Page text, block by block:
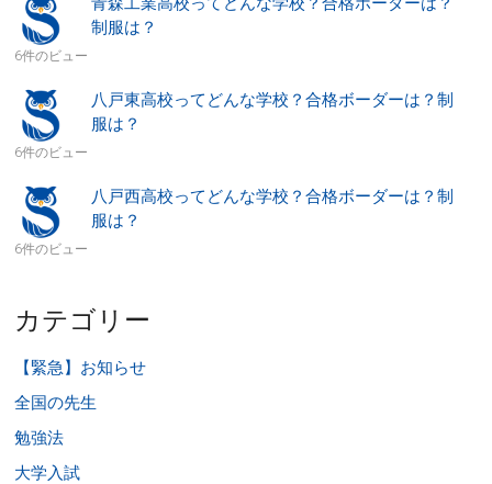
制服は？
6件のビュー
八戸東高校ってどんな学校？合格ボーダーは？制
服は？
6件のビュー
八戸西高校ってどんな学校？合格ボーダーは？制
服は？
6件のビュー
カテゴリー
【緊急】お知らせ
全国の先生
勉強法
大学入試